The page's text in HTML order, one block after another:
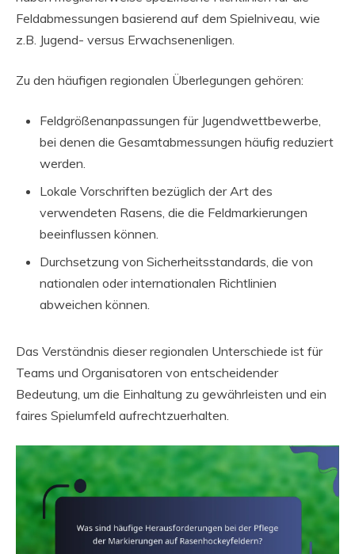
Feldabmessungen basierend auf dem Spielniveau, wie
z.B. Jugend- versus Erwachsenenligen.
Zu den häufigen regionalen Überlegungen gehören:
Feldgrößenanpassungen für Jugendwettbewerbe,
bei denen die Gesamtabmessungen häufig reduziert
werden.
Lokale Vorschriften bezüglich der Art des
verwendeten Rasens, die die Feldmarkierungen
beeinflussen können.
Durchsetzung von Sicherheitsstandards, die von
nationalen oder internationalen Richtlinien
abweichen können.
Das Verständnis dieser regionalen Unterschiede ist für
Teams und Organisatoren von entscheidender
Bedeutung, um die Einhaltung zu gewährleisten und ein
faires Spielumfeld aufrechtzuerhalten.